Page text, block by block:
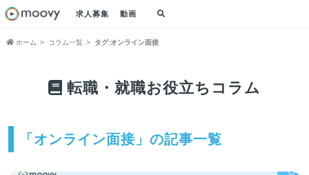
求人募集 動画
ホーム コラム一覧 タグ:オンライン面接
転職・就職お役立ちコラム
「オンライン面接」の記事一覧